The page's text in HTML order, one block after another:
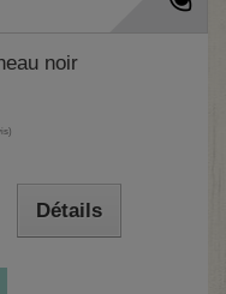
noir
Détails